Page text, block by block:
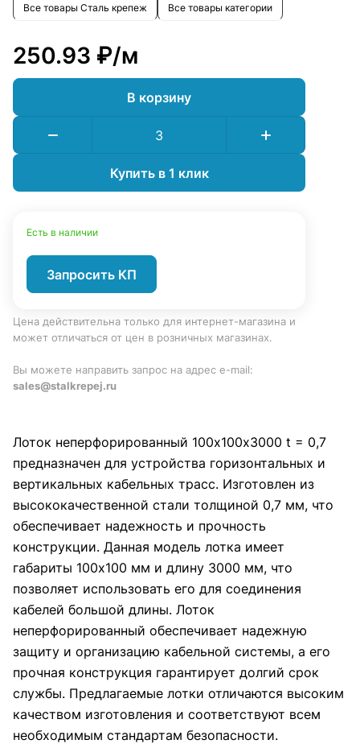
Все товары Сталь крепеж Все товары категории
250.93 ₽/м
В корзину
Купить в 1 клик
Есть в наличии
Запросить КП
Цена действительна только для интернет-магазина и
может отличаться от цен в розничных магазинах.
Вы можете направить запрос на адрес e-mail:
sales@stalkrepej.ru
Лоток неперфорированный 100х100х3000 t = 0,7
предназначен для устройства горизонтальных и
вертикальных кабельных трасс. Изготовлен из
высококачественной стали толщиной 0,7 мм, что
обеспечивает надежность и прочность
конструкции. Данная модель лотка имеет
габариты 100х100 мм и длину 3000 мм, что
позволяет использовать его для соединения
кабелей большой длины. Лоток
неперфорированный обеспечивает надежную
защиту и организацию кабельной системы, а его
прочная конструкция гарантирует долгий срок
службы. Предлагаемые лотки отличаются высоким
качеством изготовления и соответствуют всем
необходимым стандартам безопасности.